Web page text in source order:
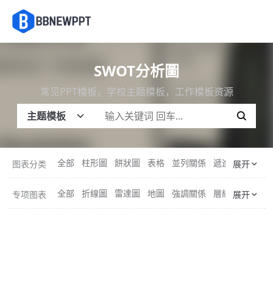
SWOT分析圖
常见PPT模板，学校主题模板，工作模板资源
图表分类 全部 柱形圖 餅狀圖 表格 並列關係 遞進關係 擴
展开
专项图表 全部 折線圖 雷達圖 地圖 強調關係 層級關係 聚
展开